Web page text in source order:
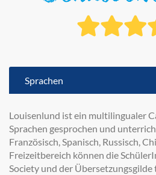
Sprachen
Louisenlund ist ein multilingualer
Sprachen gesprochen und
Französisch, Spanisch, Russisch,
Freizeitbereich können die
Society und der Übersetzungsgilde